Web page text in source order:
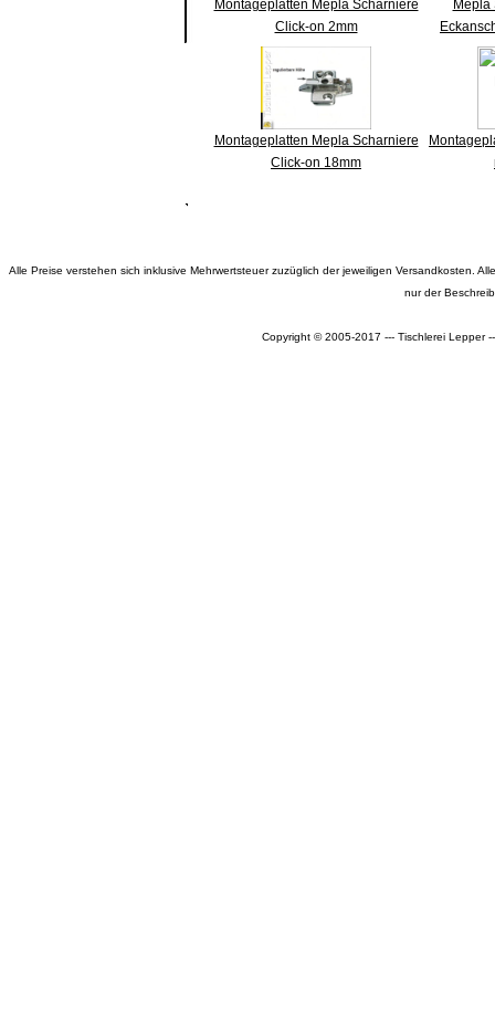
Montageplatten Mepla Scharniere
Click-on 2mm
Mepla
Montageplatten Mepla Scharniere
Click-on 18mm
Alle Preise verstehen sich inklusive Mehrwertsteuer zuzüglich der jeweiligen Versandkosten.
nur der
Copyright © 2005-2017 --- Tischlerei Lepper